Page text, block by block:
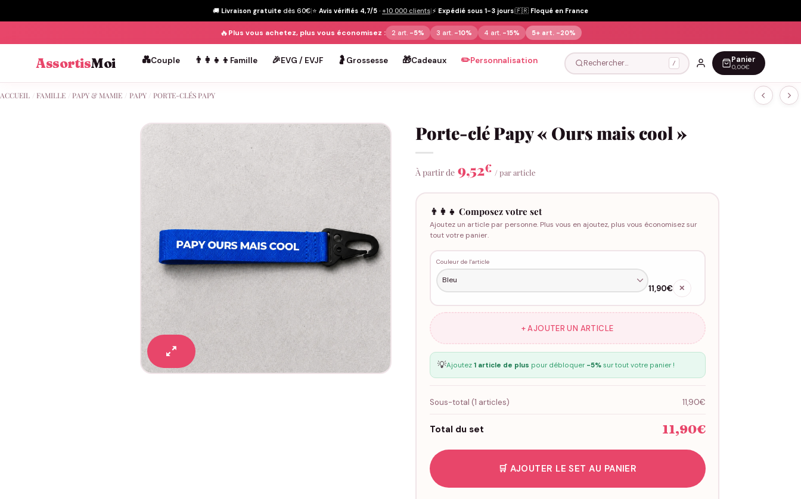
🚚 Livraison gratuite dès 60€|⭐ Avis vérifiés 4,7/5 · +10 000 clients|⚡ Expédié sous 1-3 jours|🇫🇷 Floqué en France
🔥Plus vous achetez, plus vous économisez : 2 art. -5% 3 art. -10% 4 art. -15% 5+ art. -20%
AssortisMoi 💑Couple 👨‍👩‍👧‍👦 Famille 🎉EVG / EVJF 🤰 Grossesse 🎁Cadeaux ✏️Personnalisation Rechercher… / Panier
0,00€
ACCUEIL FAMILLE PAPY & MAMIE PAPY PORTE-CLÉS PAPY
Porte-clé Papy « Ours mais cool »
À partir de 9,52€ / par article
👨‍👩‍👧 Composez votre set
Ajoutez un article par personne. Plus vous en ajoutez, plus vous économisez sur
tout votre panier.
Couleur de l'article
11,90€ ✕
+ AJOUTER UN ARTICLE
💡Ajoutez 1 article de plus pour débloquer -5%sur tout votre panier !
Sous-total (1 articles) 11,90€
Total du set 11,90€
🛒 AJOUTER LE SET AU PANIER